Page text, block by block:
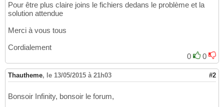
23
24
25
26
27
29
30
31
End Select
End Sub
'Filtrage des noms de fournisseurs à la
Private
If Me.ComboBox1.ListIndex = IsError
   Me.ComboBox1.List = Filter
(Choix,
   Me.ComboBox1.DropDown
End If
Pour être plus claire joins le fichiers dedans le problème et la
solution attendue
Merci à vous tous
Cordialement
0
0
Thautheme, le 13/05/2015 à 21h03 #2
Bonsoir Infinity, bonsoir le forum,